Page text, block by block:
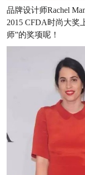
品牌设计师Rachel
2015 CFDA时尚大奖
师”的奖项呢！